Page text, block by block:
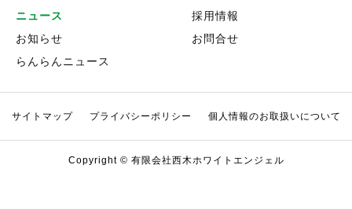
商品の発送業務
ダイレクトメールの印刷、発送
ニュース
お知らせ
らんらんニュース
採用情報
お問合せ
サイトマップ プライバシーポリシー 個人情報のお取扱いについて
Copyright © 有限会社西木ホワイトエンジェル